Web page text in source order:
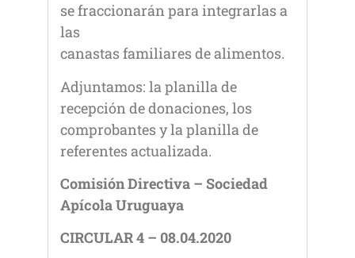
se fraccionarán para integrarlas a
las
canastas familiares de alimentos.
Adjuntamos: la planilla de
recepción de donaciones, los
comprobantes y la planilla de
referentes actualizada.
Comisión Directiva – Sociedad
Apícola Uruguaya
CIRCULAR 4 – 08.04.2020